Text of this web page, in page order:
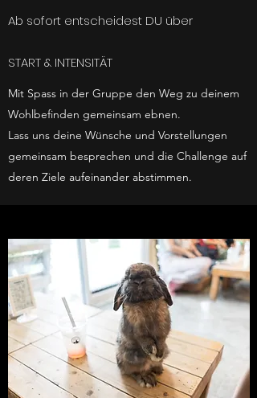
Ab sofort entscheidest DU über
START & INTENSITÄT
Mit Spass in der Gruppe den Weg zu deinem
Wohlbefinden gemeinsam ebnen.
Lass uns deine Wünsche und Vorstellungen
gemeinsam besprechen und die Challenge auf
deren Ziele aufeinander abstimmen.